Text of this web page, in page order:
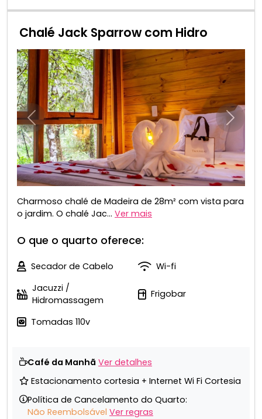
Chalé Jack Sparrow com Hidro
Anterior
Charmoso chalé de Madeira de 28m² com vista para
o jardim. O chalé Jac... Ver mais
O que o quarto oferece:
Secador de Cabelo
Wi-fi
Jacuzzi /
Hidromassagem
Frigobar
Tomadas 110v
Café da Manhã Ver detalhes
Estacionamento cortesia + Internet Wi Fi Cortesia
Política de Cancelamento do Quarto:
Não Reembolsável Ver regras